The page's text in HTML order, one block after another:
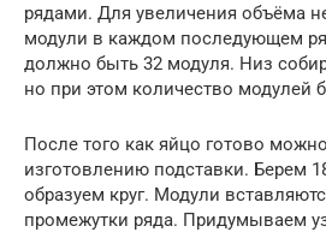
рядами. Для увеличения объёма
модули в каждом последующем
должно быть 32 модуля. Низ
но при этом количество модулей
После того как яйцо готово
изготовлению подставки. Берем
образуем круг. Модули
промежутки ряда. Придумываем